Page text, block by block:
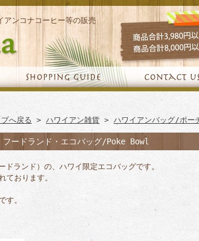
アンコナコーヒー等の販売
へ戻る > ハワイアン雑貨 > ハワイアンバッグ/ポー
フードランド・エコバッグ/Poke Bowl
ランド）の、ハワイ限定エコバッグです。
ております。
す。